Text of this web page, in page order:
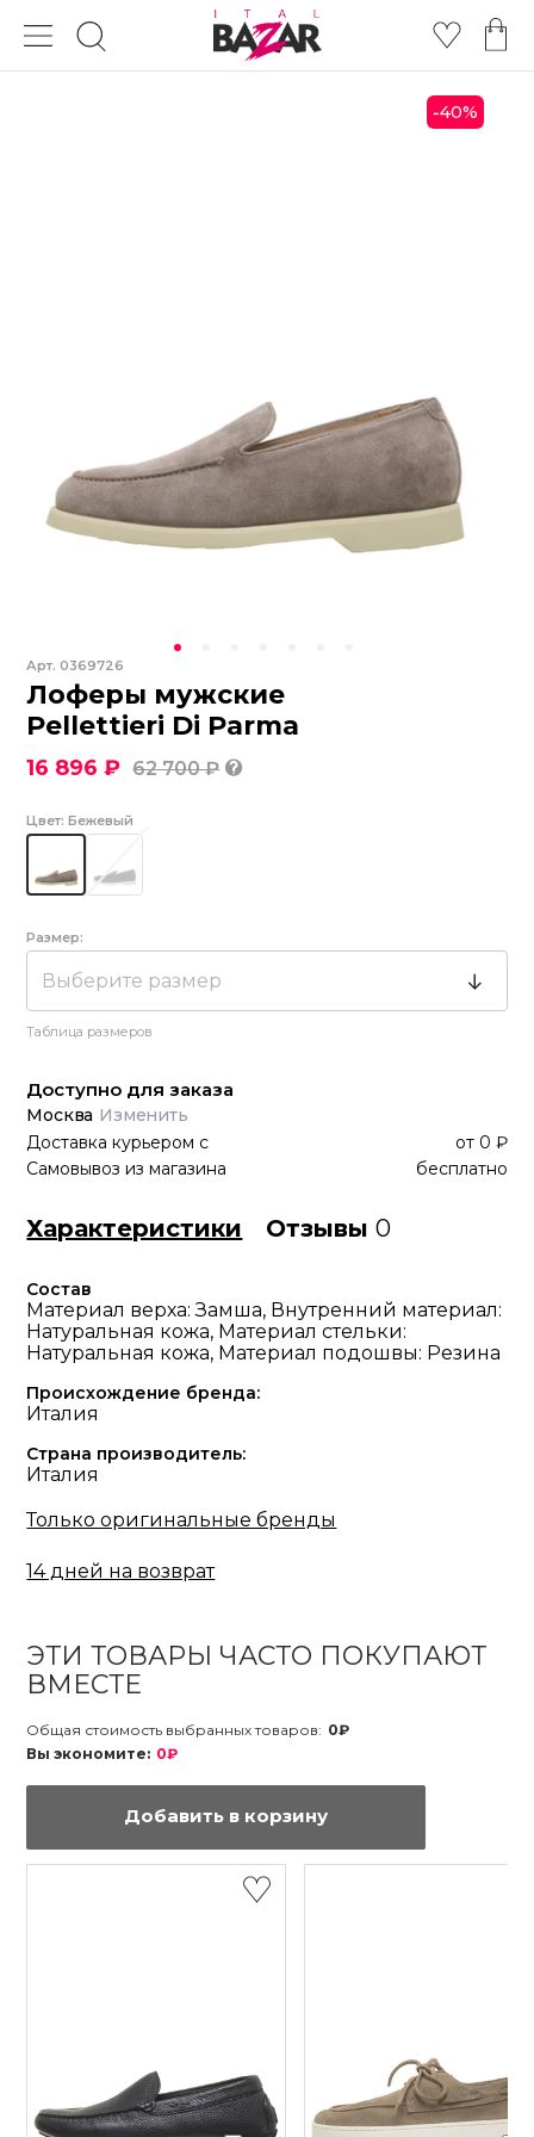
-40%
Арт.0369726
Лоферы мужские
Pellettieri Di Parma
16 896 ₽ 62 700 ₽
Цвет: Бежевый
Размер:
Выберите размер
Таблица размеров
Доступно для заказа
Москва Изменить
Доставка курьером с от 0 ₽
Самовывоз из магазина
бесплатно
Характеристики Отзывы0
Состав
Материал верха: Замша, Внутренний материал:
Натуральная кожа, Материал стельки:
Натуральная кожа, Материал подошвы: Резина
Происхождение бренда:
Италия
Страна производитель:
Италия
Только оригинальные бренды
14 дней на возврат
ЭТИ ТОВАРЫ ЧАСТО ПОКУПАЮТ
ВМЕСТЕ
Общая стоимость выбранных товаров: 0₽
Вы экономите: 0₽
Добавить в корзину